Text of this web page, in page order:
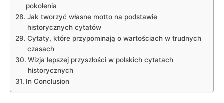
pokolenia
Jak tworzyć własne motto na podstawie
historycznych cytatów
Cytaty, które przypominają o wartościach w trudnych
czasach
Wizja ‌lepszej przyszłości w polskich ‍cytatach
historycznych
In Conclusion